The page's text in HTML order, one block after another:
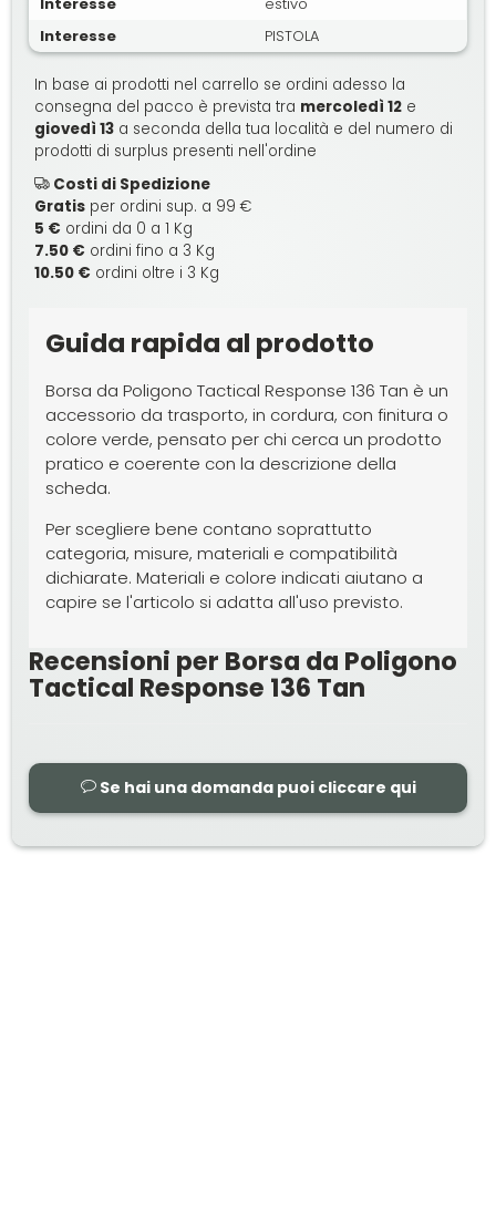
Interesse
PISTOLA
In base ai prodotti nel carrello se ordini adesso la
consegna del pacco è prevista tra mercoledì 12 e
giovedì 13 a seconda della tua località e del numero di
prodotti di surplus presenti nell'ordine
Costi di Spedizione
Gratis per ordini sup. a 99 €
5 € ordini da 0 a 1 Kg
7.50 € ordini fino a 3 Kg
10.50 € ordini oltre i 3 Kg
Guida rapida al prodotto
Borsa da Poligono Tactical Response 136 Tan è un
accessorio da trasporto, in cordura, con finitura o
colore verde, pensato per chi cerca un prodotto
pratico e coerente con la descrizione della
scheda.
Per scegliere bene contano soprattutto
categoria, misure, materiali e compatibilità
dichiarate. Materiali e colore indicati aiutano a
capire se l'articolo si adatta all'uso previsto.
Recensioni per Borsa da Poligono
Tactical Response 136 Tan
Se hai una domanda puoi cliccare qui